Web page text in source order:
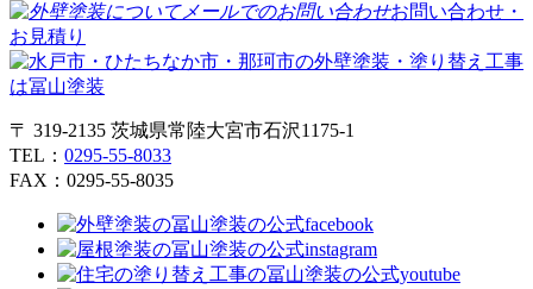
お問い合わせ・
お見積り
〒 319-2135 茨城県常陸大宮市石沢1175-1
TEL： 0295-55-8033
FAX：0295-55-8035